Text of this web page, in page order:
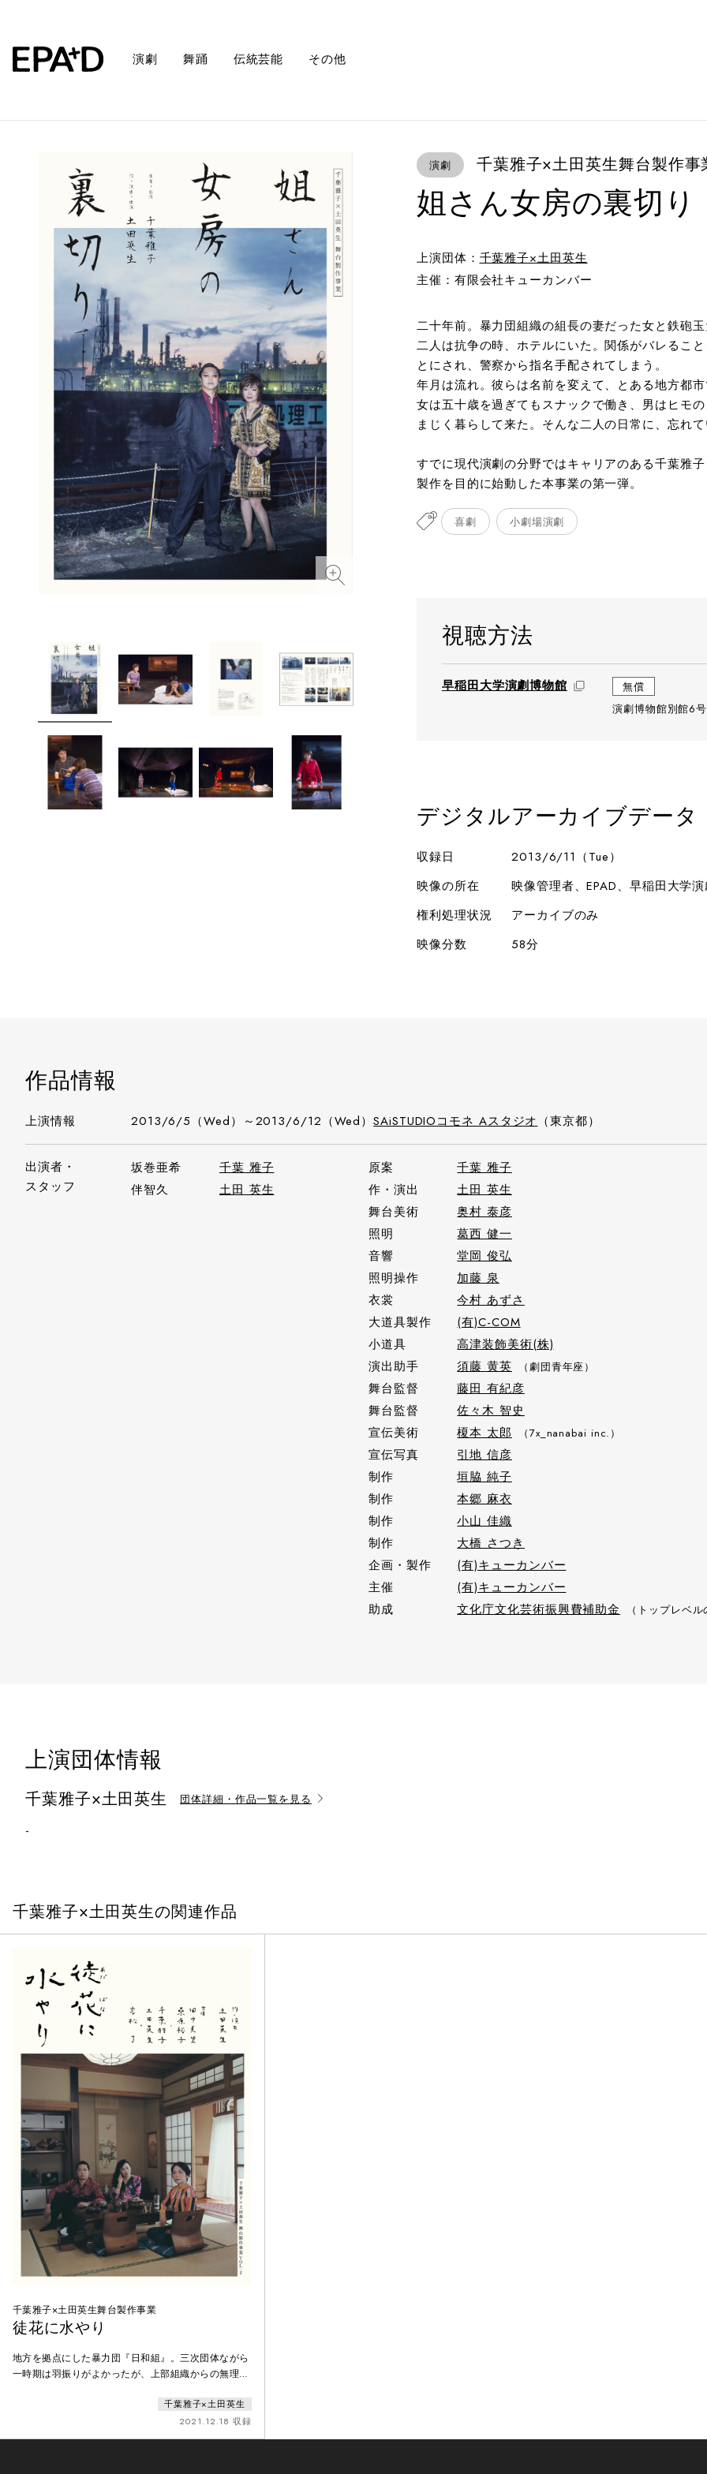
演劇 舞踊 伝統芸能 その他
撮影：谷古宇正彦
演劇 千葉雅子×土田英生舞台製作事
姐さん女房の裏切り
上演団体： 千葉雅子×土田英生
主催：有限会社キューカンバー
二十年前。暴力団組織の組長の妻だった女と鉄砲玉
二人は抗争の時、ホテルにいた。関係がバレるこ
とにされ、警察から指名手配されてしまう。
年月は流れ。彼らは名前を変えて、とある地方都市
女は五十歳を過ぎてもスナックで働き、男はヒモ
まじく暮らして来た。そんな二人の日常に、忘れ
すでに現代演劇の分野ではキャリアのある千葉雅
製作を目的に始動した本事業の第一弾。
喜劇 小劇場演劇
視聴方法
早稲田大学演劇博物館
無償
演劇博物館別館6
デジタルアーカイブデータ
収録日
2013/6/11（Tue）
映像の所在
映像管理者、EPAD、早稲田大学
権利処理状況
アーカイブのみ
映像分数
58分
作品情報
上演情報 2013/6/5（Wed）～2013/6/12（Wed）SAiSTUDIOコモネ Aスタジオ （東京都）
出演者・
スタッフ
坂巻亜希
千葉 雅子
伴智久
土田 英生
原案
千葉 雅子
作・演出
土田 英生
舞台美術
奥村 泰彦
照明
葛西 健一
音響
堂岡 俊弘
照明操作
加藤 泉
衣裳
今村 あずさ
大道具製作
(有)C-COM
小道具
高津装飾美術(株)
演出助手
須藤 黄英 （劇団青年座）
舞台監督
藤田 有紀彦
舞台監督
佐々木 智史
宣伝美術
榎本 太郎 （7x_nanabai inc.）
宣伝写真
引地 信彦
制作
垣脇 純子
制作
本郷 麻衣
制作
小山 佳織
制作
大橋 さつき
企画・製作
(有)キューカンバー
主催
(有)キューカンバー
助成
文化庁文化芸術振興費補助金 （トップレベ
上演団体情報
千葉雅子×土田英生 団体詳細・作品一覧を見る
-
千葉雅子×土田英生の関連作品
千葉雅子×土田英生舞台製作事業
徒花に水やり
地方を拠点にした暴力団『日和組』。三次団体ながら
一時期は羽振りがよかったが、上部組織からの無理な
は四人の子供がいた。親代わりとして生きてきた長
女、かつての上部組織に恨みを持ち続ける長男、裏の
世界で生きる次女、そして幼い頃に養子に出され、幸
千葉雅子×土田英生
2021.12.18 収録